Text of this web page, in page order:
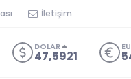
İletişim
DOLAR
47,5921